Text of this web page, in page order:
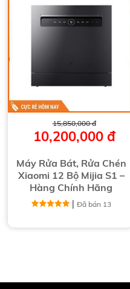
15,850,000 đ
10,200,000 đ
Máy Rửa Bát, Rửa Chén
Xiaomi 12 Bộ Mijia S1 –
Hàng Chính Hãng
| Đã bán 13